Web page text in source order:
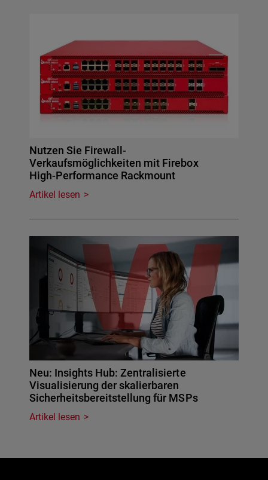
Nutzen Sie Firewall-
Verkaufsmöglichkeiten mit Firebox
High-Performance Rackmount
Artikel lesen
Neu: Insights Hub: Zentralisierte
Visualisierung der skalierbaren
Sicherheitsbereitstellung für MSPs
Artikel lesen